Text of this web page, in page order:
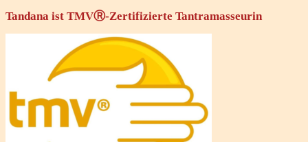
Tandana ist TMVⓇ-Zertifizierte Tantramasseurin